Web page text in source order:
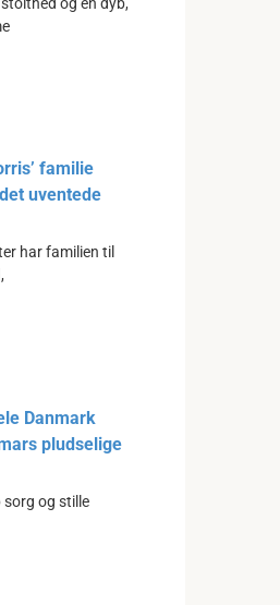
og en dyb,
familie
uventede
har familien til
Danmark
pludselige
og stille